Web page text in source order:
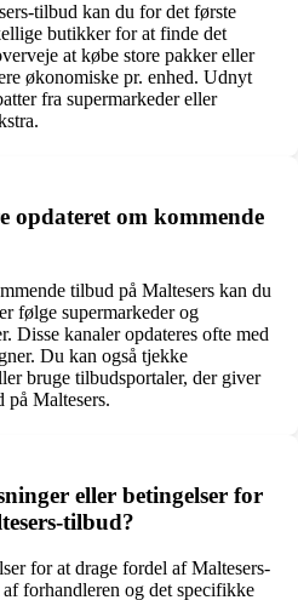
tilbud kan du for det første
butikker for at finde det
at købe store pakker eller
økonomiske pr. enhed. Udnyt
fra supermarkeder eller
om kommende
tilbud på Maltesers kan du
følge supermarkeder og
Disse kanaler opdateres ofte med
Du kan også tjekke
bruge tilbudsportaler, der giver
på Maltesers.
eller betingelser for
tilbud?
for at drage fordel af Maltesers-
forhandleren og det specifikke